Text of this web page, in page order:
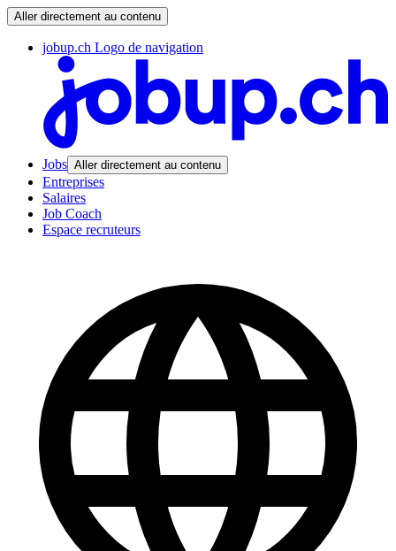
Aller directement au contenu
jobup.ch Logo de navigation
Jobs Aller directement au contenu
Entreprises
Salaires
Job Coach
Espace recruteurs